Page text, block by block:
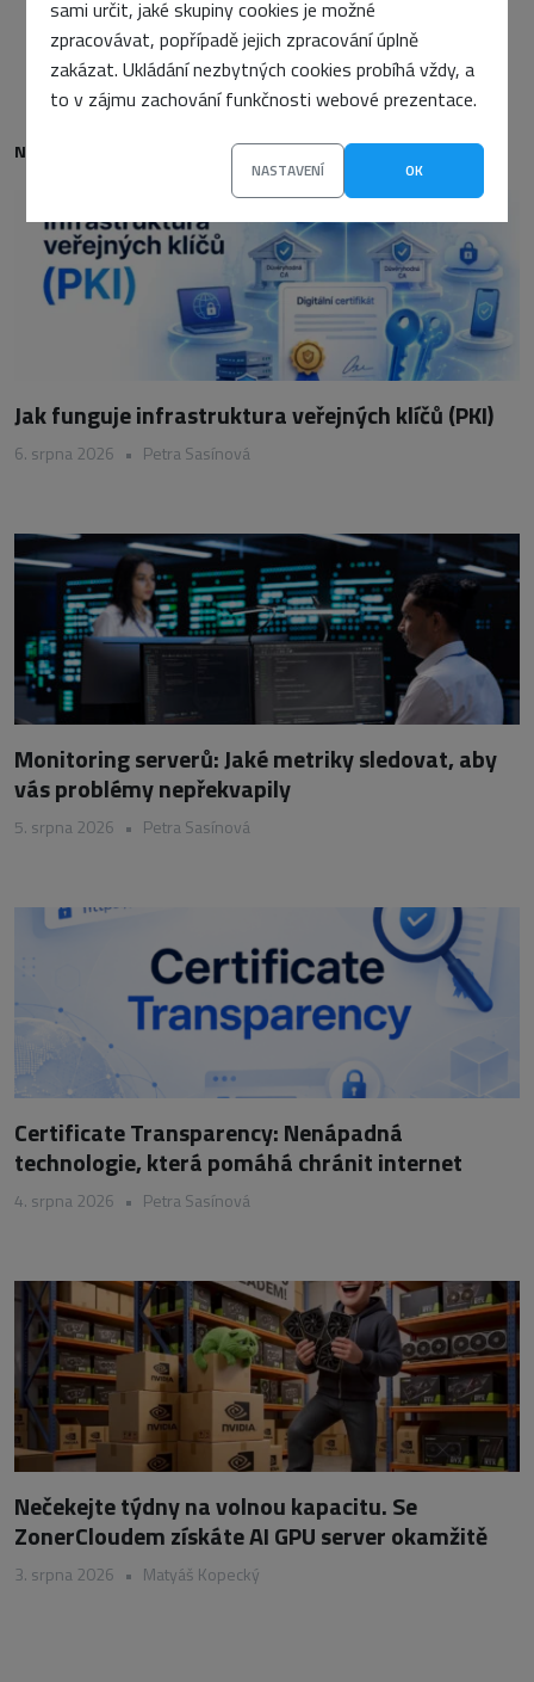
sami určit, jaké skupiny cookies je možné
zpracovávat, popřípadě jejich zpracování úplně
zakázat. Ukládání nezbytných cookies probíhá vždy, a
to v zájmu zachování funkčnosti webové prezentace.
NASTAVENÍ OK
NEJNOVĚJŠÍ
Jak funguje infrastruktura veřejných klíčů (PKI)
6. srpna 2026 • Petra Sasínová
Monitoring serverů: Jaké metriky sledovat, aby
vás problémy nepřekvapily
5. srpna 2026 • Petra Sasínová
Certificate Transparency: Nenápadná
technologie, která pomáhá chránit internet
4. srpna 2026 • Petra Sasínová
Nečekejte týdny na volnou kapacitu. Se
ZonerCloudem získáte AI GPU server okamžitě
3. srpna 2026 • Matyáš Kopecký